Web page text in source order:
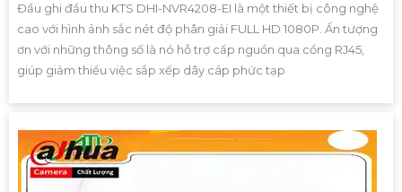
Đầu ghi đầu thu KTS DHI-NVR4208-EI là một thiết bị công nghệ
cao với hình ảnh sắc nét độ phân giải FULL HD 1080P. Ấn tượng
ơn với những thông số là nó hỗ trợ cấp nguồn qua cổng RJ45,
giúp giảm thiểu việc sắp xếp dây cáp phức tạp